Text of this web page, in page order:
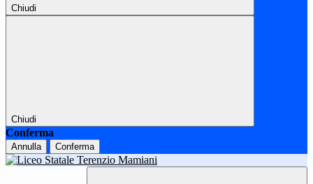
Chiudi
Chiudi
Conferma
Annulla Conferma